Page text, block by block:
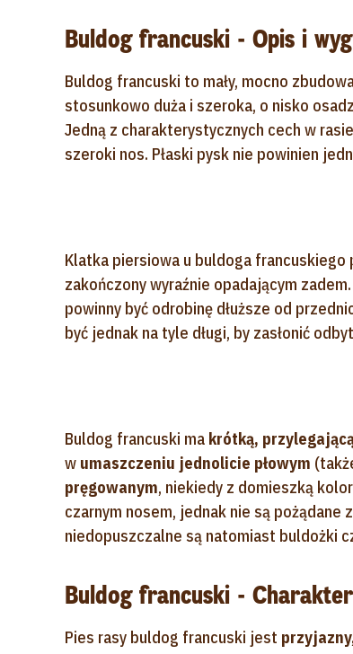
Buldog francuski - Opis i
Buldog francuski to mały, mocno
stosunkowo duża i szeroka, o nisko
Jedną z charakterystycznych cech w
szeroki nos. Płaski pysk nie powinien
Klatka piersiowa u buldoga
zakończony wyraźnie opadającym
powinny być odrobinę dłuższe od
być jednak na tyle długi, by zasłonić
Buldog francuski ma krótką,
w umaszczeniu jednolicie płowym
pręgowanym, niekiedy z domieszką
czarnym nosem, jednak nie są pożądane
niedopuszczalne są natomiast buldożki
Buldog francuski -
Pies rasy buldog francuski jest